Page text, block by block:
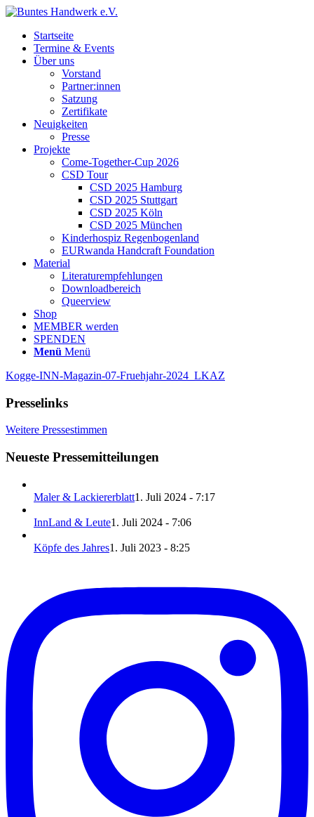
Startseite
Termine & Events
Über uns
Vorstand
Partner:innen
Satzung
Zertifikate
Neuigkeiten
Presse
Projekte
Come-Together-Cup 2026
CSD Tour
CSD 2025 Hamburg
CSD 2025 Stuttgart
CSD 2025 Köln
CSD 2025 München
Kinderhospiz Regenbogenland
EURwanda Handcraft Foundation
Material
Literaturempfehlungen
Downloadbereich
Queerview
Shop
MEMBER werden
SPENDEN
Menü Menü
Kogge-INN-Magazin-07-Fruehjahr-2024_LKAZ
Presselinks
Weitere Pressestimmen
Neueste Pressemitteilungen
Maler & Lackiererblatt1. Juli 2024 - 7:17
InnLand & Leute1. Juli 2024 - 7:06
Köpfe des Jahres1. Juli 2023 - 8:25